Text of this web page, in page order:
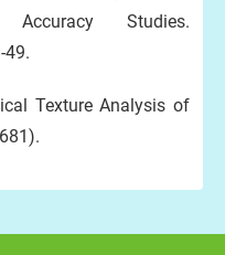
Studies.
49.
Texture Analysis of